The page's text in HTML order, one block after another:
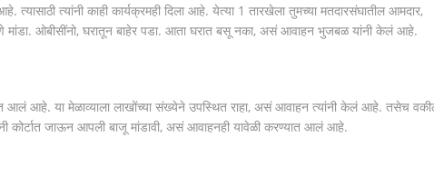
त्यासाठी त्यांनी काही कार्यक्रमही दिला आहे. येत्या 1 तारखेला तुमच्या मतदारसंघातील आमदार,
ओबीसींनो, घरातून बाहेर पडा. आता घरात बसू नका, असं आवाहन भुजबळ यांनी केलं आहे.
आलं आहे. या मेळाव्याला लाखोंच्या संख्येने उपस्थित राहा, असं आवाहन त्यांनी केलं आहे. तसेच
कोर्टात जाऊन आपली बाजू मांडावी, असं आवाहनही यावेळी करण्यात आलं आहे.